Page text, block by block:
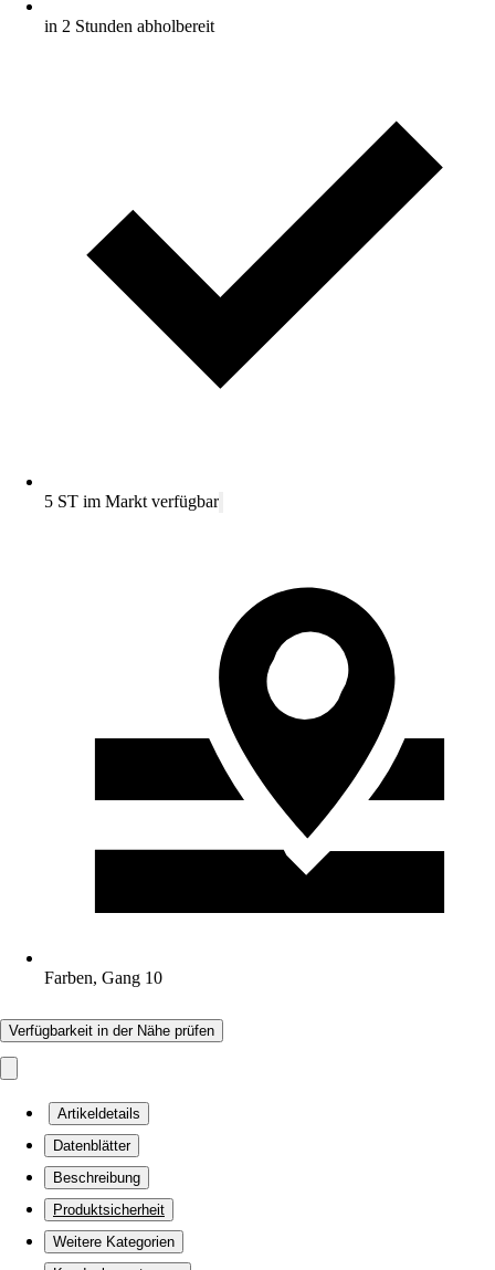
in 2 Stunden abholbereit
5 ST im Markt verfügbar
Farben, Gang 10
Verfügbarkeit in der Nähe prüfen
Artikeldetails
Datenblätter
Beschreibung
Produktsicherheit
Weitere Kategorien